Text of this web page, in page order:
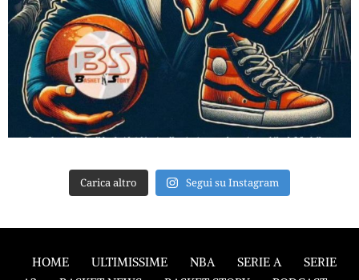
Carica altro Segui su Instagram
HOME ULTIMISSIME NBA SERIE A
SERIE